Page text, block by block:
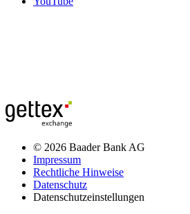
© 2026 Baader Bank AG
Impressum
Rechtliche Hinweise
Datenschutz
Datenschutzeinstellungen